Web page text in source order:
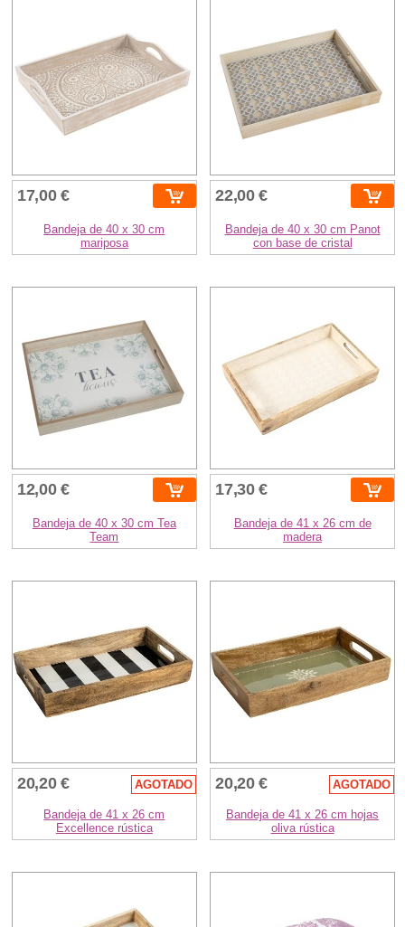
17,00 €
Bandeja de 40 x 30 cm
mariposa
22,00 €
Bandeja de 40 x 30 cm Panot
con base de cristal
12,00 €
Bandeja de 40 x 30 cm Tea
Team
17,30 €
Bandeja de 41 x 26 cm de
madera
20,20 € AGOTADO
Bandeja de 41 x 26 cm
Excellence rústica
20,20 € AGOTADO
Bandeja de 41 x 26 cm hojas
oliva rústica